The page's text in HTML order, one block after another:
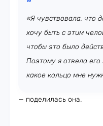
«Я чувствовала, что
хочу быть с этим
чтобы это было
Поэтому я отвела его
какое кольцо мне
— поделилась она.